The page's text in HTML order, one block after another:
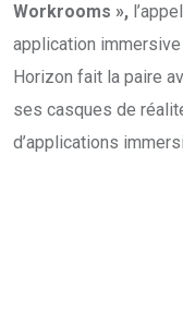
Workrooms »,
application
Horizon fait la paire
ses casques de
d’applications